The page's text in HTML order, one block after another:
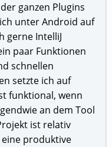
ganzen Plugins
unter Android auf
gerne IntelliJ
paar Funktionen
schnellen
setzte ich auf
funktional, wenn
an dem Tool
ist relativ
produktive